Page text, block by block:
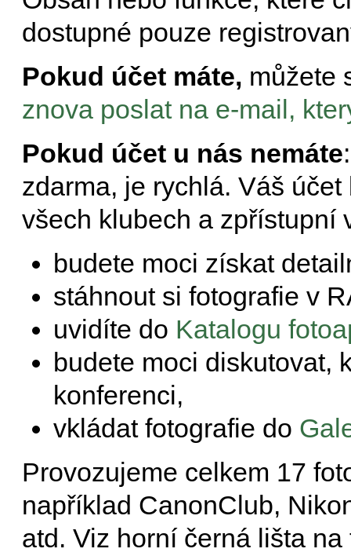
dostupné pouze
Pokud účet máte, můžete
znova poslat na e-mail,
Pokud účet u nás nemáte
zdarma, je rychlá. Váš
všech klubech a zpřístupní
budete moci získat
stáhnout si fotografie v
uvidíte do Katalogu
budete moci diskutovat,
konferenci,
vkládat fotografie do
Provozujeme celkem 17
například CanonClub,
atd. Viz horní černá lišta